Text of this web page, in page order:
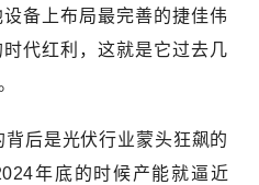
备上布局最完善的捷佳伟
代红利，这就是它过去几
后是光伏行业蒙头狂飙的
年底的时候产能就逼近